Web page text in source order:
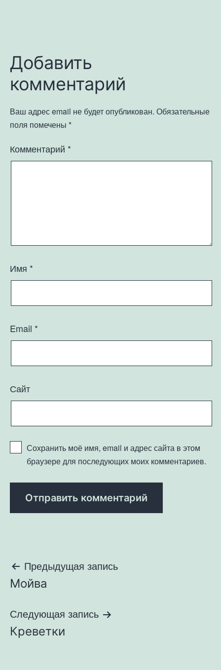
Добавить
комментарий
Ваш адрес email не будет опубликован. Обязательные
поля помечены *
Комментарий *
Имя *
Email *
Сайт
Сохранить моё имя, email и адрес сайта в этом
браузере для последующих моих комментариев.
Навигация
по
записям
Предыдущая запись
Мойва
Следующая запись
Креветки